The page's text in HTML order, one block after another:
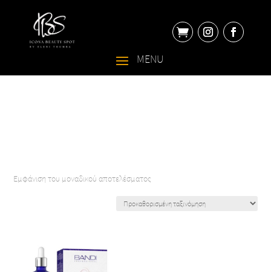

Εμφάνιση του μοναδικού αποτελέσματος